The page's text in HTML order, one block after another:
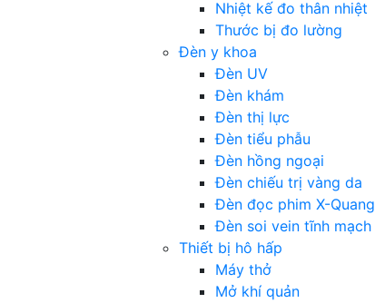
Nhiệt kế đo thân nhiệt
Thước bị đo lường
Đèn y khoa
Đèn UV
Đèn khám
Đèn thị lực
Đèn tiểu phẫu
Đèn hồng ngoại
Đèn chiếu trị vàng da
Đèn đọc phim X-Quang
Đèn soi vein tĩnh mạch
Thiết bị hô hấp
Máy thở
Mở khí quản